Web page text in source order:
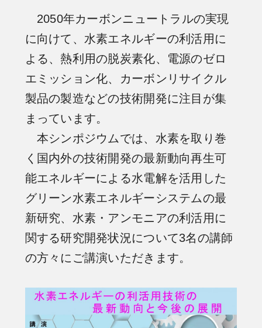
2050年カーボンニュートラルの実現
に向けて、水素エネルギーの利活用に
よる、熱利用の脱炭素化、電源のゼロ
エミッション化、カーボンリサイクル
製品の製造などの技術開発に注目が集
まっています。
本シンポジウムでは、水素を取り巻
く国内外の技術開発の最新動向再生可
能エネルギーによる水電解を活用した
グリーン水素エネルギーシステムの最
新研究、水素・アンモニアの利活用に
関する研究開発状況について3名の講師
の方々にご講演いただきます。